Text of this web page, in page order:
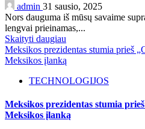
admin 31 sausio, 2025
Nors dauguma iš mūsų savaime
lengvai prieinamas,...
Skaityti daugiau
Meksikos prezidentas stumia prieš
Meksikos įlanką
TECHNOLOGIJOS
Meksikos prezidentas stumia
Meksikos įlanką